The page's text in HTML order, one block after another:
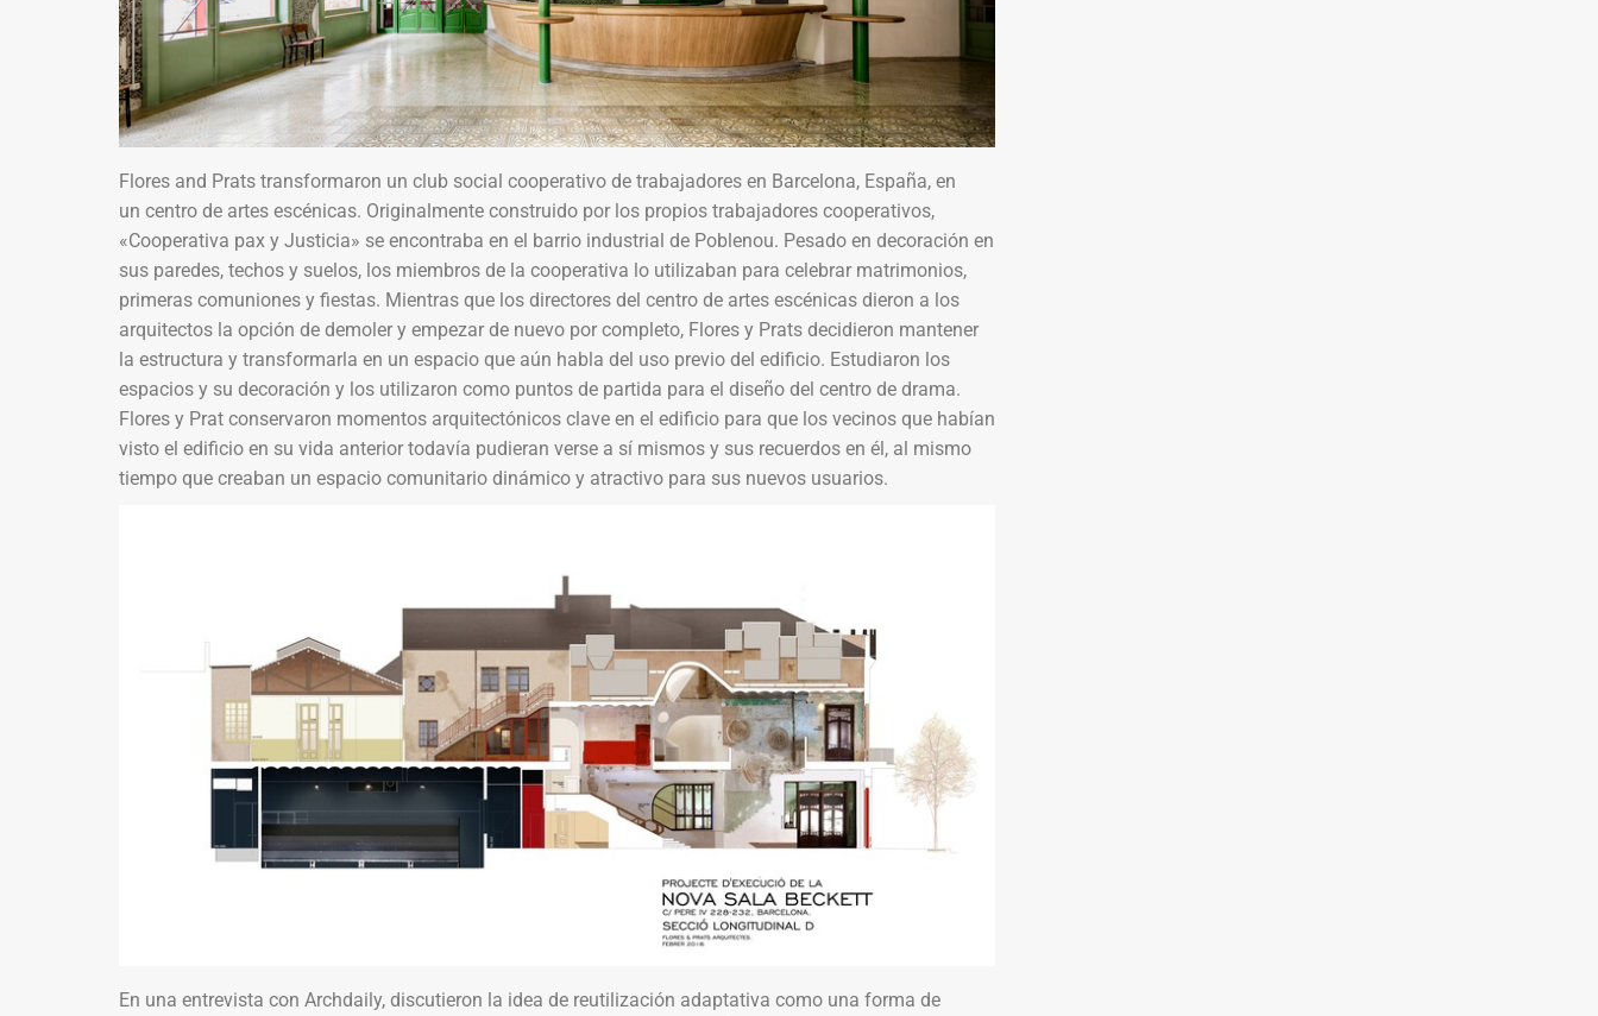
Flores and Prats transformaron un club social cooperativo de trabajadores en Barcelona, España, en
un centro de artes escénicas. Originalmente construido por los propios trabajadores cooperativos,
«Cooperativa pax y Justicia» se encontraba en el barrio industrial de Poblenou. Pesado en decoración en
sus paredes, techos y suelos, los miembros de la cooperativa lo utilizaban para celebrar matrimonios,
primeras comuniones y fiestas. Mientras que los directores del centro de artes escénicas dieron a los
arquitectos la opción de demoler y empezar de nuevo por completo, Flores y Prats decidieron mantener
la estructura y transformarla en un espacio que aún habla del uso previo del edificio. Estudiaron los
espacios y su decoración y los utilizaron como puntos de partida para el diseño del centro de drama.
Flores y Prat conservaron momentos arquitectónicos clave en el edificio para que los vecinos que habían
visto el edificio en su vida anterior todavía pudieran verse a sí mismos y sus recuerdos en él, al mismo
tiempo que creaban un espacio comunitario dinámico y atractivo para sus nuevos usuarios.
En una entrevista con Archdaily, discutieron la idea de reutilización adaptativa como una forma de